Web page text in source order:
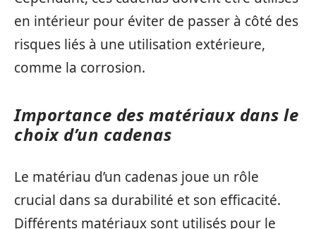
en intérieur pour éviter de passer à côté des
risques liés à une utilisation extérieure,
comme la corrosion.
Importance des matériaux dans le
choix d’un cadenas
Le matériau d’un cadenas joue un rôle
crucial dans sa durabilité et son efficacité.
Différents matériaux sont utilisés pour le